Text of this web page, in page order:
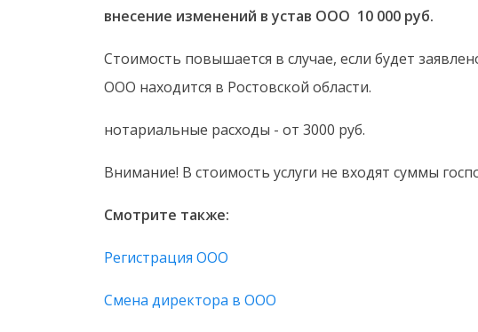
внесение изменений в устав ООО 10 000 руб.
Стоимость повышается в случае, если будет
ООО находится в Ростовской области.
нотариальные расходы - от 3000 руб.
Внимание! В стоимость услуги не входят суммы
Смотрите также:
Регистрация ООО
Смена директора в ООО